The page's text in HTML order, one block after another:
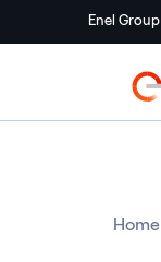
Enel Group
Home